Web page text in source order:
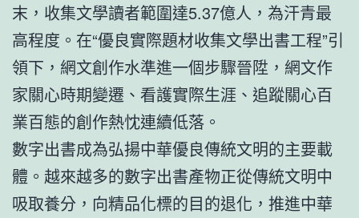
末，收集文學讀者範圍達5.37億人，為汗青最
高程度。在“優良實際題材收集文學出書工程”引
領下，網文創作水準進一個步驟晉陞，網文作
家關心時期變遷、看護實際生涯、追蹤關心百
業百態的創作熱忱連續低落。
數字出書成為弘揚中華優良傳統文明的主要載
體。越來越多的數字出書產物正從傳統文明中
吸取養分，向精品化標的目的退化，推進中華